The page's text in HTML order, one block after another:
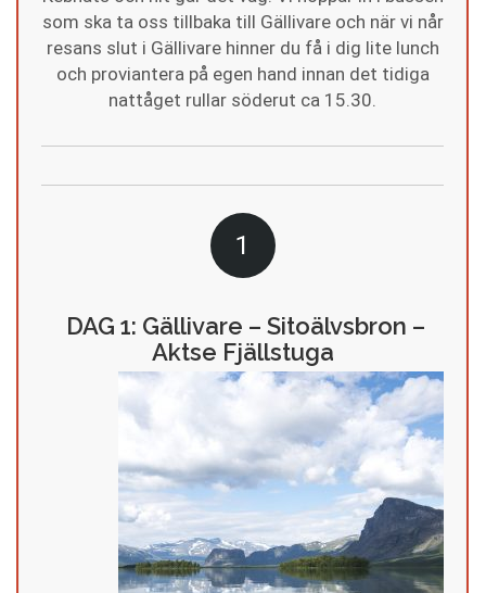
som ska ta oss tillbaka till Gällivare och när vi når
resans slut i Gällivare hinner du få i dig lite lunch
och proviantera på egen hand innan det tidiga
nattåget rullar söderut ca 15.30.
1
DAG 1: Gällivare – Sitoälvsbron –
Aktse Fjällstuga